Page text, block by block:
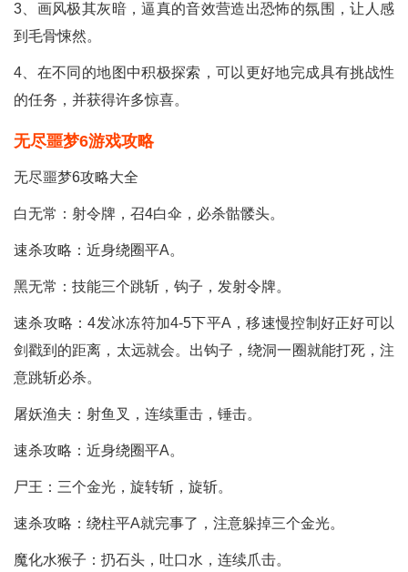
3、画风极其灰暗，逼真的音效营造出恐怖的氛围，让人感
到毛骨悚然。
4、在不同的地图中积极探索，可以更好地完成具有挑战性
的任务，并获得许多惊喜。
无尽噩梦6游戏攻略
无尽噩梦6攻略大全
白无常：射令牌，召4白伞，必杀骷髅头。
速杀攻略：近身绕圈平A。
黑无常：技能三个跳斩，钩子，发射令牌。
速杀攻略：4发冰冻符加4-5下平A，移速慢控制好正好可以
剑戳到的距离，太远就会。出钩子，绕洞一圈就能打死，注
意跳斩必杀。
屠妖渔夫：射鱼叉，连续重击，锤击。
速杀攻略：近身绕圈平A。
尸王：三个金光，旋转斩，旋斩。
速杀攻略：绕柱平A就完事了，注意躲掉三个金光。
魔化水猴子：扔石头，吐口水，连续爪击。